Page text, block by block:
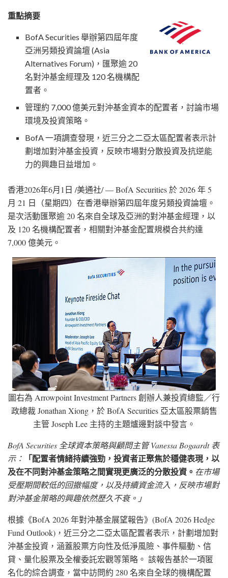
重點摘要
BofA Securities 舉辦第四屆年度
亞洲另類投資論壇 (Asia
Alternatives Forum)，匯聚逾 20
名對沖基金經理及 120 名機構配
置者。
管理約 7,000 億美元對沖基金資本的配置者，討論市場
環境及投資策略。
BofA 一項調查發現，近三分之二亞太區配置者表示計
劃增加對沖基金投資，反映市場對分散投資及抗逆能
力的興趣日益增加。
香港2026年6月1日 /美通社/ — BofA Securities 於 2026 年 5
月 21 日（星期四）在香港舉辦第四屆年度另類投資論壇。
是次活動匯聚逾 20 名來自全球及亞洲的對沖基金經理，以
及 120 名機構配置者，相關對沖基金配置規模合共約達
7,000 億美元。
圖右為 Arrowpoint Investment Partners 創辦人兼投資總監／行
政總裁 Jonathan Xiong，於 BofA Securities 亞太區股票銷售
主管 Joseph Lee 主持的主題爐邊對談中發言。
BofA Securities 全球資本策略與顧問主管 Vanessa Bogaardt 表
示：
「配置者情緒持續強勁，投資者正聚焦於穩健表現，以
及在不同對沖基金策略之間實現更廣泛的分散投資。 在市場
受壓期間較低的回撤幅度，以及持續資金流入，反映市場對
對沖基金策略的興趣依然歷久不衰。」
根據《BofA 2026 年對沖基金展望報告》(BofA 2026 Hedge
Fund Outlook)，近三分之二亞太區配置者表示，計劃增加對
沖基金投資，涵蓋股票方向性及低淨風險、事件驅動、信
貸、量化股票及全權委託宏觀等策略。 該報告基於一項匿
名化的綜合調查，當中訪問約 280 名來自全球的機構配置